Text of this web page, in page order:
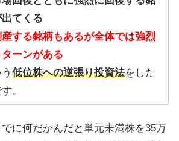
てくる
産する銘柄もあるが全体では強烈
ーンがある
低位株への逆張り投資法をした
。
に何だかんだと単元未満株を35万